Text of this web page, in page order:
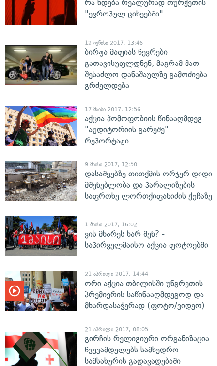
რა ხდება რეალურად თურქეთის
"ევროპულ ციხეებში"
12 ივნისი 2017, 13:46
ბირჟა მაფიას წევრები
გათავისუფლდნენ, მაგრამ მათ
შესაძლო დანაშაულზე გამოძიება
გრძელდება
17 მაისი 2017, 12:56
აქცია ჰომოფობიის წინააღმდეგ
"აუდიტორიის გარეშე" -
რეპორტაჟი
9 მაისი 2017, 12:50
დასაშვებზე თითქმის ორჯერ დიდი
მშენებლობა და პარალიზების
საფრთხე ლორთქიფანიძის ქუჩაზე
1 მაისი 2017, 16:02
ვის მხარეს ხარ შენ? -
საპირველმაისო აქცია ფოტოებში
21 აპრილი 2017, 14:44
ორი აქცია თბილისში უნგრეთის
პრემიერის საწინააღმდეგოდ და
მხარდასაჭერად (ფოტო/ვიდეო)
21 აპრილი 2017, 08:05
გირჩის რელიგიური ორგანიზაცია
წვევამდელებს სამხედრო
სამსახურის გადავადებაში